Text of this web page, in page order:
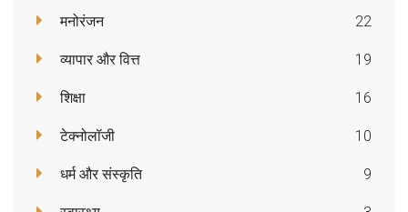
मनोरंजन 22
व्यापार और वित्त 19
शिक्षा 16
टेक्नोलॉजी 10
धर्म और संस्कृति 9